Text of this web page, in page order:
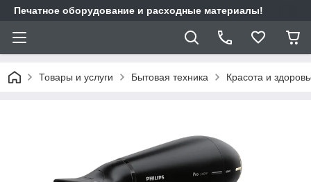
Печатное оборудование и расходные материалы!
Товары и услуги Бытовая техника Красота и